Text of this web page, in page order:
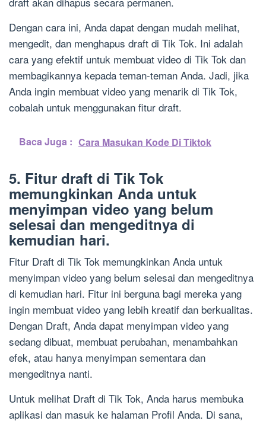
Dengan cara ini, Anda dapat dengan mudah melihat,
mengedit, dan menghapus draft di Tik Tok. Ini adalah
cara yang efektif untuk membuat video di Tik Tok dan
membagikannya kepada teman-teman Anda. Jadi, jika
Anda ingin membuat video yang menarik di Tik Tok,
cobalah untuk menggunakan fitur draft.
Baca Juga : Cara Masukan Kode Di Tiktok
5. Fitur draft di Tik Tok
memungkinkan Anda untuk
menyimpan video yang belum
selesai dan mengeditnya di
kemudian hari.
Fitur Draft di Tik Tok memungkinkan Anda untuk
menyimpan video yang belum selesai dan mengeditnya
di kemudian hari. Fitur ini berguna bagi mereka yang
ingin membuat video yang lebih kreatif dan berkualitas.
Dengan Draft, Anda dapat menyimpan video yang
sedang dibuat, membuat perubahan, menambahkan
efek, atau hanya menyimpan sementara dan
mengeditnya nanti.
Untuk melihat Draft di Tik Tok, Anda harus membuka
aplikasi dan masuk ke halaman Profil Anda. Di sana,